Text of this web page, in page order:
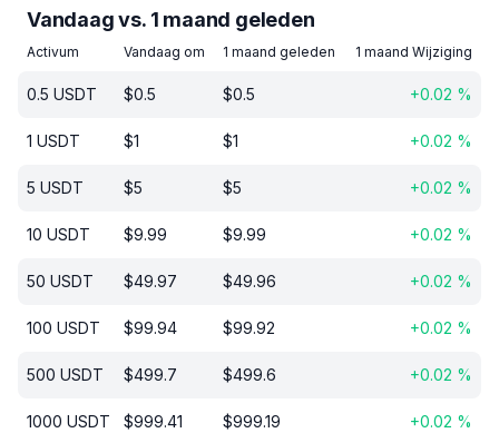
Vandaag vs. 1 maand geleden
Activum Vandaag om 1 maand geleden 1 maand Wijziging
0.5 USDT $0.5 $0.5 +0.02 %
1 USDT $1 $1 +0.02 %
5 USDT $5 $5 +0.02 %
10 USDT $9.99 $9.99 +0.02 %
50 USDT $49.97 $49.96 +0.02 %
100 USDT $99.94 $99.92 +0.02 %
500 USDT $499.7 $499.6 +0.02 %
1000 USDT $999.41 $999.19 +0.02 %